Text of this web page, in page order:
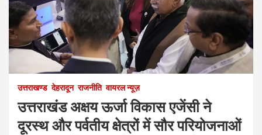
उत्तराखण्ड देहरादून राजनीति वायरल न्यूज़
उत्तराखंड अक्षय ऊर्जा विकास एजेंसी ने
दूरस्थ और पर्वतीय क्षेत्रों में सौर परियोजनाओं